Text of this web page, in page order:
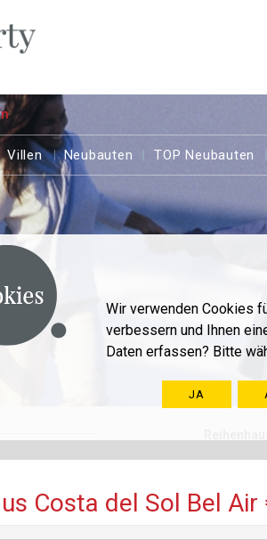
Wir verwenden Cookies
verbessern und Ihnen
Daten erfassen? Bitte
JA
Villen Neubauten TOP Neubauten
Costa del Sol Bel